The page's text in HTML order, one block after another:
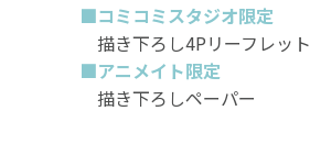
■コミコミスタジオ限定
描き下ろし4Pリーフレット
■アニメイト限定
描き下ろしペーパー